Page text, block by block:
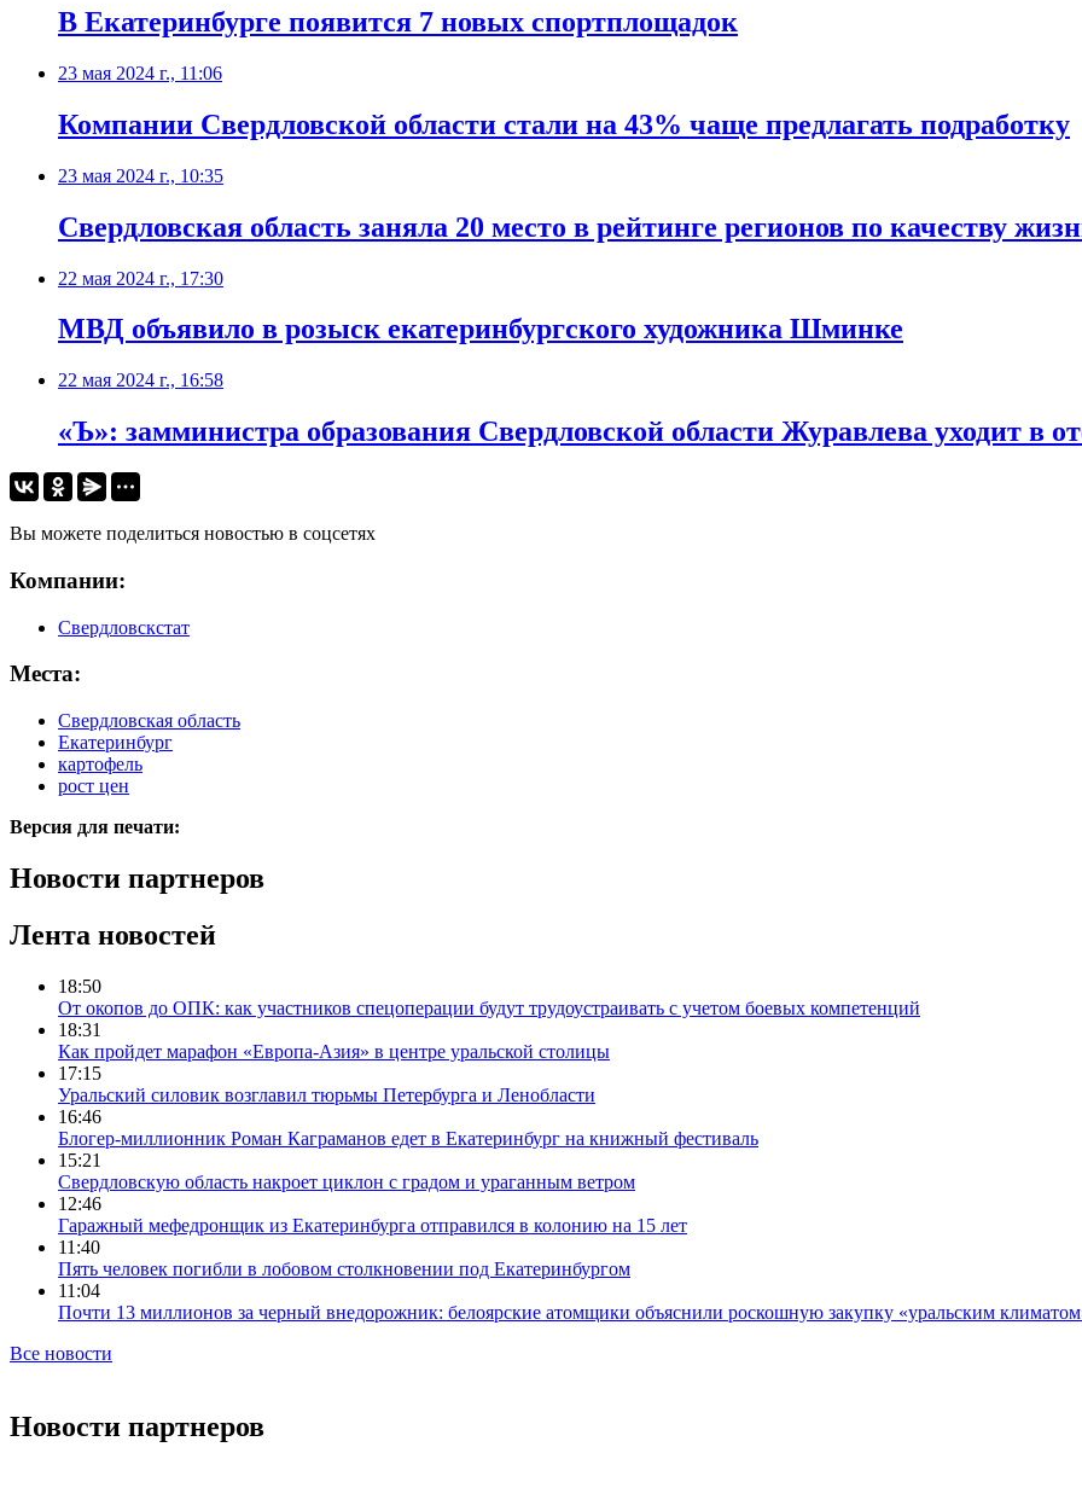
В Екатеринбурге появится 7 новых спортплощадок
23 мая 2024 г., 11:06
Компании Свердловской области стали на 43% чаще предлагать подработку
23 мая 2024 г., 10:35
Свердловская область заняла 20 место в рейтинге регионов по качеству
22 мая 2024 г., 17:30
МВД объявило в розыск екатеринбургского художника Шминке
22 мая 2024 г., 16:58
«Ъ»: замминистра образования Свердловской области Журавлева уходит в
Вы можете поделиться новостью в соцсетях
Компании:
Свердловскстат
Места:
Свердловская область
Екатеринбург
картофель
рост цен
Версия для печати:
Новости партнеров
Лента новостей
18:50
От окопов до ОПК: как участников спецоперации будут трудоустраивать с учетом боевых компетенций
18:31
Как пройдет марафон «Европа-Азия» в центре уральской столицы
17:15
Уральский силовик возглавил тюрьмы Петербурга и Ленобласти
16:46
Блогер-миллионник Роман Каграманов едет в Екатеринбург на книжный фестиваль
15:21
Свердловскую область накроет циклон с градом и ураганным ветром
12:46
Гаражный мефедронщик из Екатеринбурга отправился в колонию на 15 лет
11:40
Пять человек погибли в лобовом столкновении под Екатеринбургом
11:04
Почти 13 миллионов за черный внедорожник: белоярские атомщики объяснили роскошную закупку «уральским
Все новости
Новости партнеров